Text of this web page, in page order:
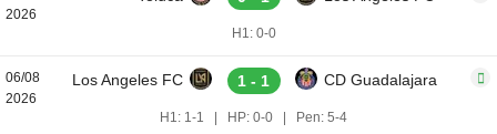
2026
H1: 0-0
06/08
2026
Los Angeles FC 1 - 1 CD Guadalajara
H1: 1-1 HP: 0-0 Pen: 5-4